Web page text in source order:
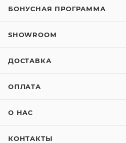
БОНУСНАЯ ПРОГРАММА
SHOWROOM
ДОСТАВКА
ОПЛАТА
О НАС
КОНТАКТЫ